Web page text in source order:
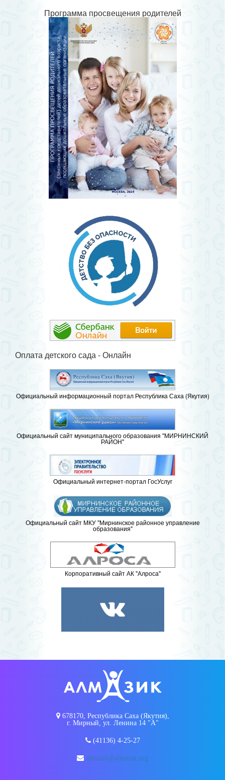
Программа просвещения родителей
Оплата детского сада - Онлайн
Официальный информационный портал Республика Саха (Якутия)
Официальный сайт муниципального образования "МИРНИНСКИЙ
РАЙОН"
Официальный интернет-портал ГосУслуг
Официальный сайт МКУ "Мирнинское районное управление
образования"
Корпоративный сайт АК "Алроса"
678170, Республика Саха (Якутия),
г. Мирный, ул. Ленина 14 "А"
(41136) 4-25-27
almazik@almazik.org